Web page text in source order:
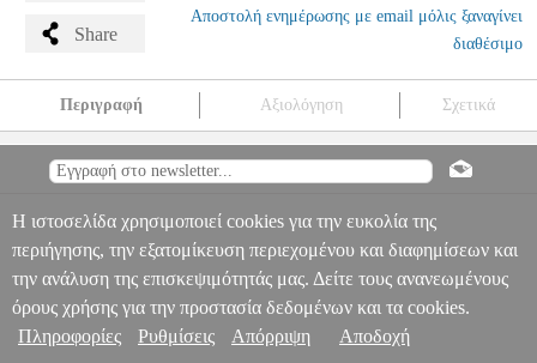
Share
Αποστολή ενημέρωσης με email μόλις ξαναγίνει
διαθέσιμο
Περιγραφή Αξιολόγηση Σχετικά
2015> ROADS F59 2014> COUNTR F60 2016>
PER.239846
DIQ BXF 6066_CPA 9" MINΙ F55-56-F57 2015> CLUBMAN F54
2015> ROADS F59 2014> COUNTR F60 2016>
0
Πληροφορίες & Υπηρεσίες >
Η ιστοσελίδα χρησιμοποιεί cookies για την ευκολία της
περιήγησης, την εξατομίκευση περιεχομένου και διαφημίσεων και
την ανάλυση της επισκεψιμότητάς μας. Δείτε τους ανανεωμένους
όρους χρήσης για την προστασία δεδομένων και τα cookies.
Πληροφορίες
Ρυθμίσεις Απόρριψη Αποδοχή